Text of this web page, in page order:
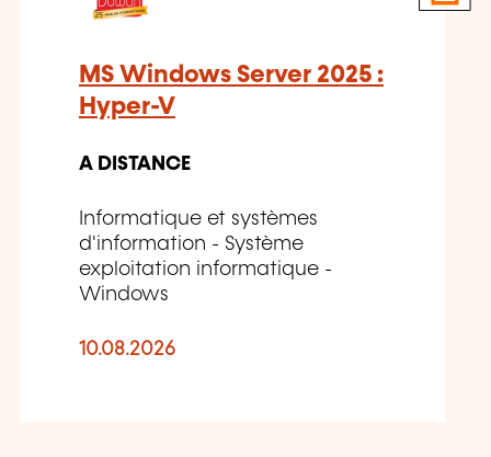
MS Windows Server 2025 :
Hyper-V
A DISTANCE
Informatique et systèmes
d'information - Système
exploitation informatique -
Windows
10.08.2026